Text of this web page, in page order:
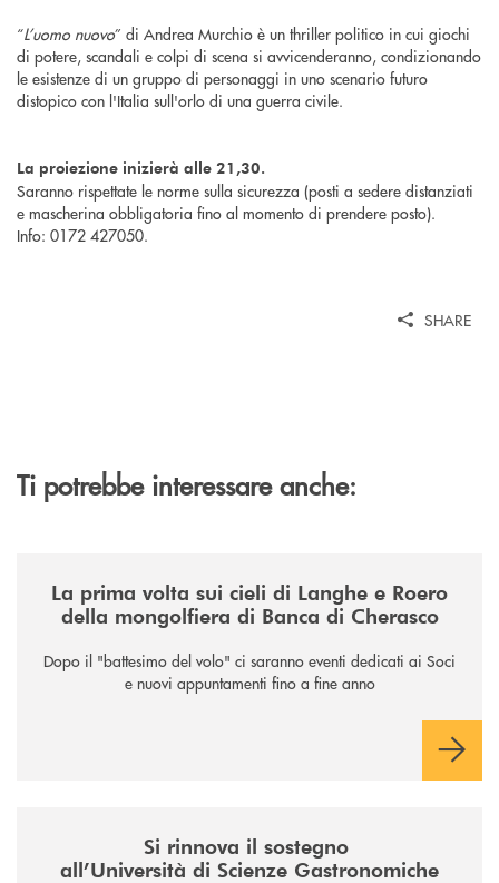
“L’uomo nuovo” di Andrea Murchio è un thriller politico in cui giochi
di potere, scandali e colpi di scena si avvicenderanno, condizionando
le esistenze di un gruppo di personaggi in uno scenario futuro
distopico con l'Italia sull'orlo di una guerra civile.
La proiezione inizierà alle 21,30.
Saranno rispettate le norme sulla sicurezza (posti a sedere distanziati
e mascherina obbligatoria fino al momento di prendere posto).
Info: 0172 427050.
SHARE
Ti potrebbe interessare anche:
La prima volta sui cieli di Langhe e Roero
della mongolfiera di Banca di Cherasco
Dopo il "battesimo del volo" ci saranno eventi dedicati ai Soci
e nuovi appuntamenti fino a fine anno
Si rinnova il sostegno
all’Università di Scienze Gastronomiche